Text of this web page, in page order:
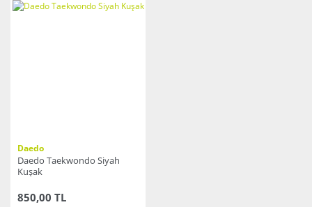
Daedo
Daedo Taekwondo Siyah
Kuşak
850,00 TL